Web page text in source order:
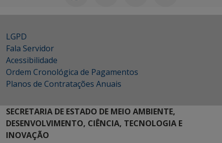
LGPD
Fala Servidor
Acessibilidade
Ordem Cronológica de Pagamentos
Planos de Contratações Anuais
SECRETARIA DE ESTADO DE MEIO AMBIENTE,
DESENVOLVIMENTO, CIÊNCIA, TECNOLOGIA E
INOVAÇÃO